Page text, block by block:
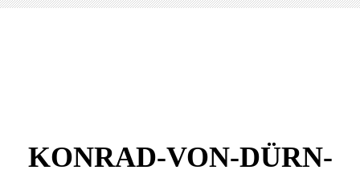
KONRAD-VON-DÜRN-